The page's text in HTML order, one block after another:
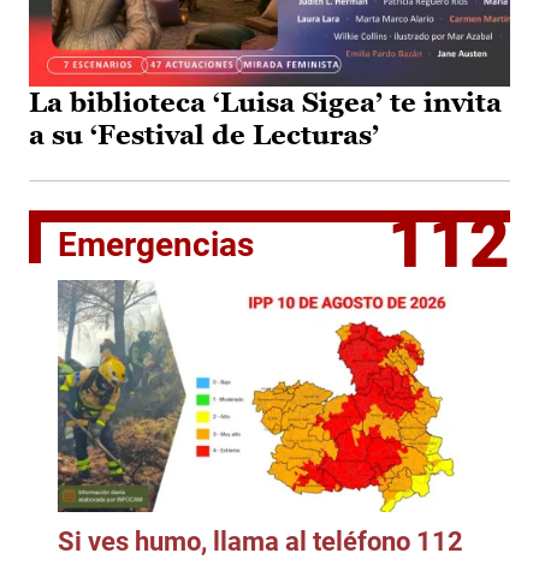
La biblioteca ‘Luisa Sigea’ te invita
a su ‘Festival de Lecturas’
Emergencias 112
Si ves humo, llama al teléfono 112